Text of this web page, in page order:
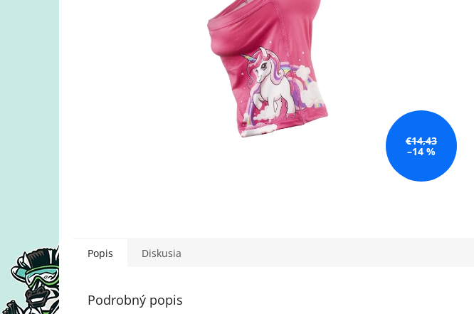
€14,43
–14 %
Popis Diskusia
Podrobný popis